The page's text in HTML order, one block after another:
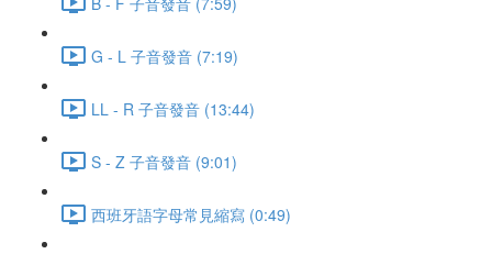
G - L 子音發音 (7:19)
LL - R 子音發音 (13:44)
S - Z 子音發音 (9:01)
西班牙語字母常見縮寫 (0:49)